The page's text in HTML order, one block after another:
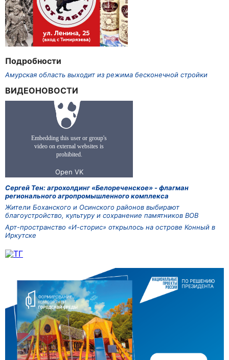
Подробности
Амурская область выходит из режима бесконечной стройки
ВИДЕОНОВОСТИ
Сергей Тен: агрохолдинг «Белореченское» - флагман
регионального агропромышленного комплекса
Жители Боханского и Осинского районов выбирают
благоустройство, культуру и сохранение памятников ВОВ
Арт-пространство «И-сторис» открылось на острове Конный в
Иркутске